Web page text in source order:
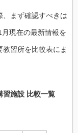
、まず確認すべきは
現在の最新情報を
習所を比較表にま
習施設 比較一覧